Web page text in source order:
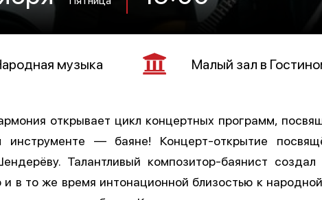
музыка Малый зал в
открывает цикл концертных программ,
инструменте — баяне! Концерт-открытие
Талантливый композитор-баянист
в то же время интонационной близостью к